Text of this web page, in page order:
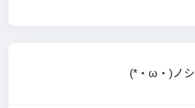
(*・ω・)ノシ